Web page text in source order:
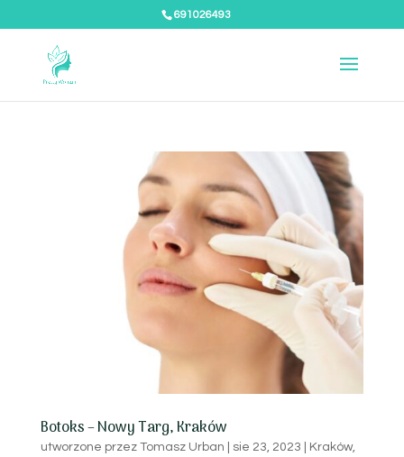
691026493
Botoks – Nowy Targ, Kraków
utworzone przez Tomasz Urban sie 23, 2023 Kraków,